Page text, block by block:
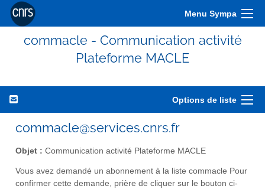
Menu Sympa
commacle - Communication activité
Plateforme MACLE
Options de liste
commacle@services.cnrs.fr
Objet : Communication activité Plateforme MACLE
Vous avez demandé un abonnement à la liste commacle Pour
confirmer cette demande, prière de cliquer sur le bouton ci-